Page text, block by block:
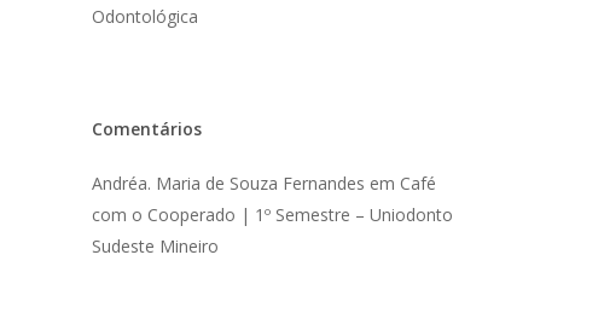
Odontológica
Comentários
Andréa. Maria de Souza Fernandes em Café
com o Cooperado | 1º Semestre – Uniodonto
Sudeste Mineiro